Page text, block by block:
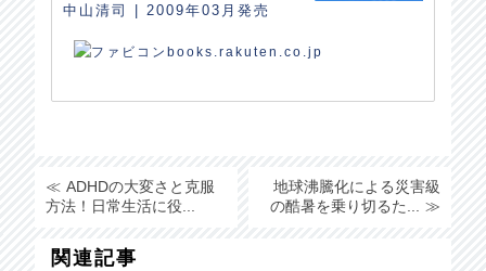
中山清司 | 2009年03月発売
books.rakuten.co.jp
ADHDの大変さと克服
方法！日常生活に役...
地球沸騰化による災害級
の酷暑を乗り切るた...
関連記事